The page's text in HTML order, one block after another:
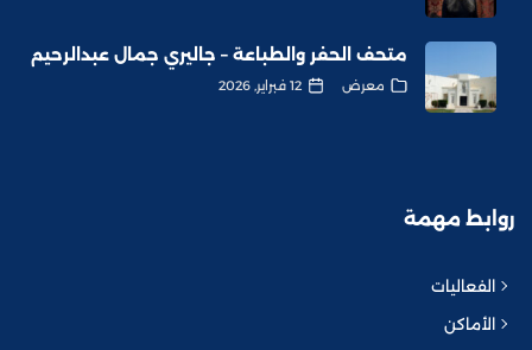
متحف الحفر والطباعة – جاليري جمال عبدالرحيم
معرض 12 فبراير, 2026
روابط مهمة
الفعاليات
الأماكن